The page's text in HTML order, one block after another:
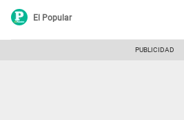
El Popular